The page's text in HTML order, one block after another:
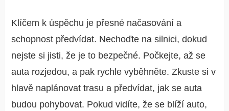
Klíčem k úspěchu je přesné načasování a
schopnost předvídat. Nechoďte na silnici, dokud
nejste si jisti, že je to bezpečné. Počkejte, až se
auta rozjedou, a pak rychle vyběhněte. Zkuste si v
hlavě naplánovat trasu a předvídat, jak se auta
budou pohybovat. Pokud vidíte, že se blíží auto,